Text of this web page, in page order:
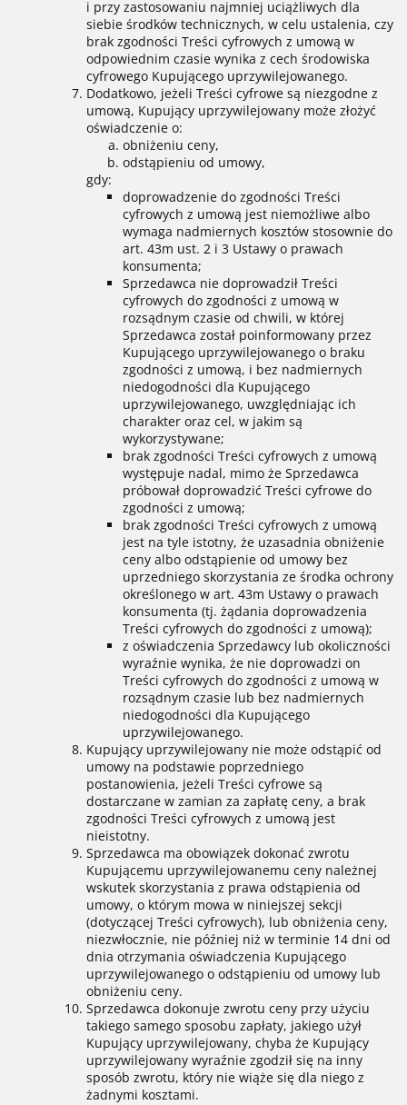
i przy zastosowaniu najmniej uciążliwych dla
siebie środków technicznych, w celu ustalenia, czy
brak zgodności Treści cyfrowych z umową w
odpowiednim czasie wynika z cech środowiska
cyfrowego Kupującego uprzywilejowanego.
Dodatkowo, jeżeli Treści cyfrowe są niezgodne z
umową, Kupujący uprzywilejowany może złożyć
oświadczenie o:
obniżeniu ceny,
odstąpieniu od umowy,
gdy:
doprowadzenie do zgodności Treści
cyfrowych z umową jest niemożliwe albo
wymaga nadmiernych kosztów stosownie do
art. 43m ust. 2 i 3 Ustawy o prawach
konsumenta;
Sprzedawca nie doprowadził Treści
cyfrowych do zgodności z umową w
rozsądnym czasie od chwili, w której
Sprzedawca został poinformowany przez
Kupującego uprzywilejowanego o braku
zgodności z umową, i bez nadmiernych
niedogodności dla Kupującego
uprzywilejowanego, uwzględniając ich
charakter oraz cel, w jakim są
wykorzystywane;
brak zgodności Treści cyfrowych z umową
występuje nadal, mimo że Sprzedawca
próbował doprowadzić Treści cyfrowe do
zgodności z umową;
brak zgodności Treści cyfrowych z umową
jest na tyle istotny, że uzasadnia obniżenie
ceny albo odstąpienie od umowy bez
uprzedniego skorzystania ze środka ochrony
określonego w art. 43m Ustawy o prawach
konsumenta (tj. żądania doprowadzenia
Treści cyfrowych do zgodności z umową);
z oświadczenia Sprzedawcy lub okoliczności
wyraźnie wynika, że nie doprowadzi on
Treści cyfrowych do zgodności z umową w
rozsądnym czasie lub bez nadmiernych
niedogodności dla Kupującego
uprzywilejowanego.
Kupujący uprzywilejowany nie może odstąpić od
umowy na podstawie poprzedniego
postanowienia, jeżeli Treści cyfrowe są
dostarczane w zamian za zapłatę ceny, a brak
zgodności Treści cyfrowych z umową jest
nieistotny.
Sprzedawca ma obowiązek dokonać zwrotu
Kupującemu uprzywilejowanemu ceny należnej
wskutek skorzystania z prawa odstąpienia od
umowy, o którym mowa w niniejszej sekcji
(dotyczącej Treści cyfrowych), lub obniżenia ceny,
niezwłocznie, nie później niż w terminie 14 dni od
dnia otrzymania oświadczenia Kupującego
uprzywilejowanego o odstąpieniu od umowy lub
obniżeniu ceny.
Sprzedawca dokonuje zwrotu ceny przy użyciu
takiego samego sposobu zapłaty, jakiego użył
Kupujący uprzywilejowany, chyba że Kupujący
uprzywilejowany wyraźnie zgodził się na inny
sposób zwrotu, który nie wiąże się dla niego z
żadnymi kosztami.